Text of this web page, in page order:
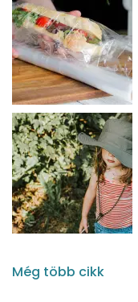
Még több cikk